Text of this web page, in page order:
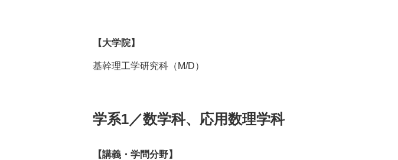
【大学院】
基幹理工学研究科（M/D）
学系1／数学科、応用数理学科
【講義・学問分野】